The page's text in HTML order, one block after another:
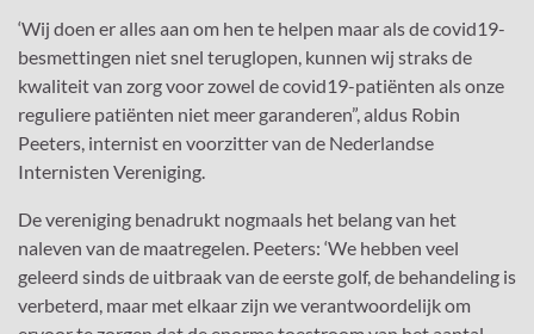
‘Wij doen er alles aan om hen te helpen maar als de covid19-
besmettingen niet snel teruglopen, kunnen wij straks de
kwaliteit van zorg voor zowel de covid19-patiënten als onze
reguliere patiënten niet meer garanderen”, aldus Robin
Peeters, internist en voorzitter van de Nederlandse
Internisten Vereniging.
De vereniging benadrukt nogmaals het belang van het
naleven van de maatregelen. Peeters: ‘We hebben veel
geleerd sinds de uitbraak van de eerste golf, de behandeling is
verbeterd, maar met elkaar zijn we verantwoordelijk om